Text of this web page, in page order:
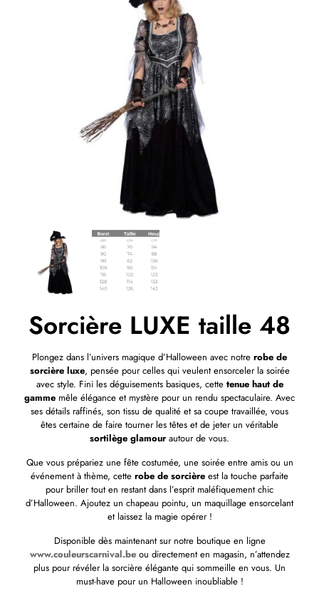
Sorcière LUXE taille 48
Plongez dans l’univers magique d’Halloween avec notre robe de
sorcière luxe, pensée pour celles qui veulent ensorceler la soirée
avec style. Fini les déguisements basiques, cette tenue haut de
gamme mêle élégance et mystère pour un rendu spectaculaire. Avec
ses détails raffinés, son tissu de qualité et sa coupe travaillée, vous
êtes certaine de faire tourner les têtes et de jeter un véritable
sortilège glamourautour de vous.
Que vous prépariez une fête costumée, une soirée entre amis ou un
événement à thème, cette robe de sorcière est la touche parfaite
pour briller tout en restant dans l’esprit maléfiquement chic
d’Halloween. Ajoutez un chapeau pointu, un maquillage ensorcelant
et laissez la magie opérer !
Disponible dès maintenant sur notre boutique en ligne
www.couleurscarnival.beou directement en magasin, n’attendez
plus pour révéler la sorcière élégante qui sommeille en vous. Un
must-have pour un Halloween inoubliable !